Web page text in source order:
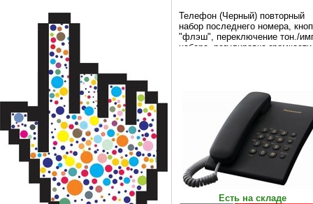
Телефон (Черный) повторный
набор последнего номера,
"флэш", переключение тон./
набора, регулировка громкости
Есть на складе